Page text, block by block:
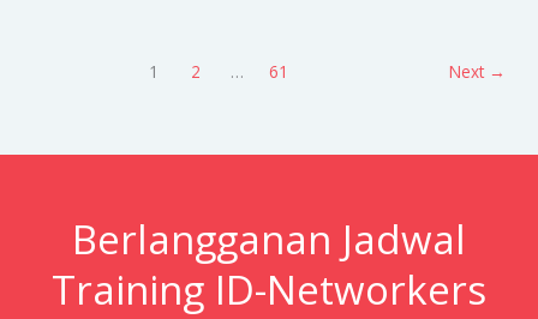
1 2 … 61 Next →
Berlangganan Jadwal
Training ID-Networkers